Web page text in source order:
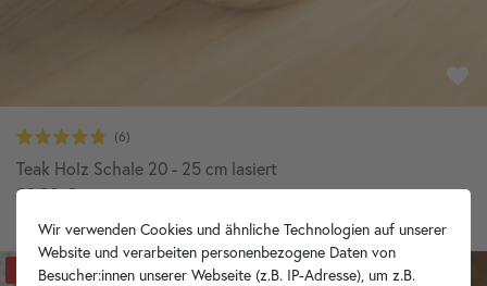
Teak Holz Schale 20 - 25 cm lasiert
39,90 €
-62%
Wir verwenden Cookies und ähnliche Technologien auf unserer
Website und verarbeiten personenbezogene Daten von
Besucher:innen unserer Webseite (z.B. IP-Adresse), um z.B.